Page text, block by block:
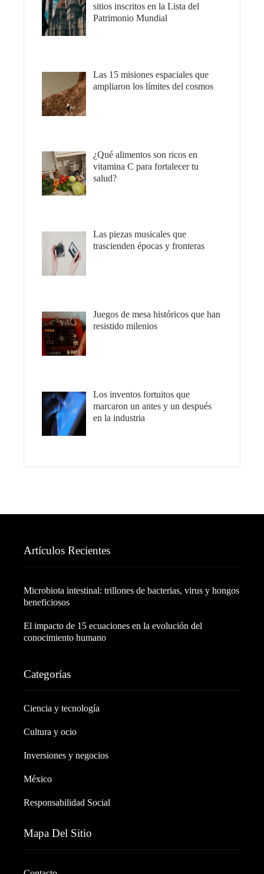
sitios inscritos en la Lista del
Patrimonio Mundial
Las 15 misiones espaciales que
ampliaron los límites del cosmos
¿Qué alimentos son ricos en
vitamina C para fortalecer tu
salud?
Las piezas musicales que
trascienden épocas y fronteras
Juegos de mesa históricos que han
resistido milenios
Los inventos fortuitos que
marcaron un antes y un después
en la industria
Artículos Recientes
Microbiota intestinal: trillones de bacterias, virus y hongos
beneficiosos
El impacto de 15 ecuaciones en la evolución del
conocimiento humano
Categorías
Ciencia y tecnología
Cultura y ocio
Inversiones y negocios
México
Responsabilidad Social
Mapa Del Sitio